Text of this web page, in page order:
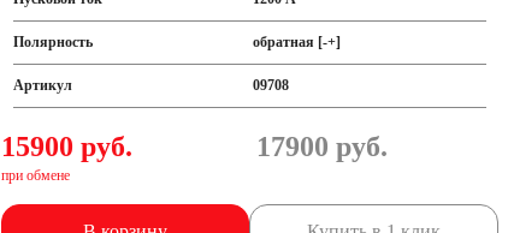
Полярность обратная [-+]
Артикул 09708
15900 руб.
при обмене
17900 руб.